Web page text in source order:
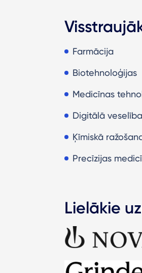
Farmācija
Biotehnoloģijas
Medicīnas
Digitālā veselība
Ķīmiskā
Precīzijas
Lielākie